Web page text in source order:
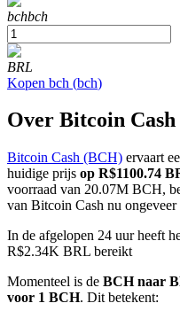
COIN-M-futures
Cryptocurrency-futures
TradFi
Derivaten voor
bchbch
BRL
Kopen bch (bch)
Over Bitcoin Cash
Bitcoin Cash (BCH) ervaart
huidige prijs op R$1100.74
voorraad van 20.07M BCH,
van Bitcoin Cash nu
In de afgelopen 24 uur heeft
R$2.34K BRL bereikt
Momenteel is de BCH naar
voor 1 BCH. Dit betekent: